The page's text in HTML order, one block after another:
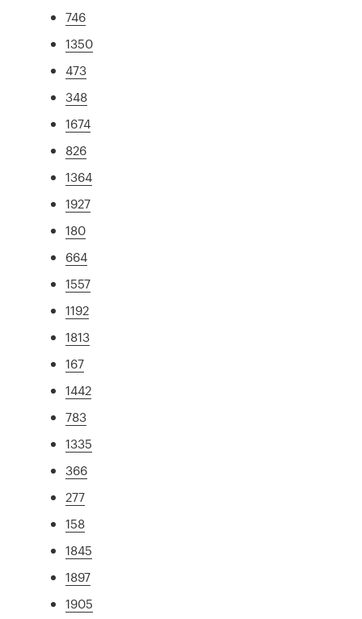
746
1350
473
348
1674
826
1364
1927
180
664
1557
1192
1813
167
1442
783
1335
366
277
158
1845
1897
1905